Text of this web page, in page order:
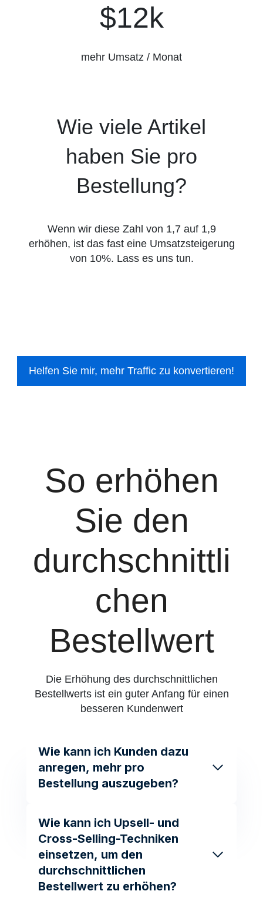
$12k
mehr Umsatz / Monat
Wie viele Artikel
haben Sie pro
Bestellung?
Wenn wir diese Zahl von 1,7 auf 1,9
erhöhen, ist das fast eine Umsatzsteigerung
von 10%. Lass es uns tun.
Helfen Sie mir, mehr Traffic zu konvertieren!
So erhöhen
Sie den
durchschnittli
chen
Bestellwert
Die Erhöhung des durchschnittlichen
Bestellwerts ist ein guter Anfang für einen
besseren Kundenwert
Wie kann ich Kunden dazu
anregen, mehr pro
Bestellung auszugeben?
Wie kann ich Upsell- und
Cross-Selling-Techniken
einsetzen, um den
durchschnittlichen
Bestellwert zu erhöhen?